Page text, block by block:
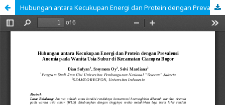
Hubungan antara Kecukupan Energi dan Protein dengan Prevalensi Anemia pada Wanita Usia Subur di Kecamatan Ciampea Bogor